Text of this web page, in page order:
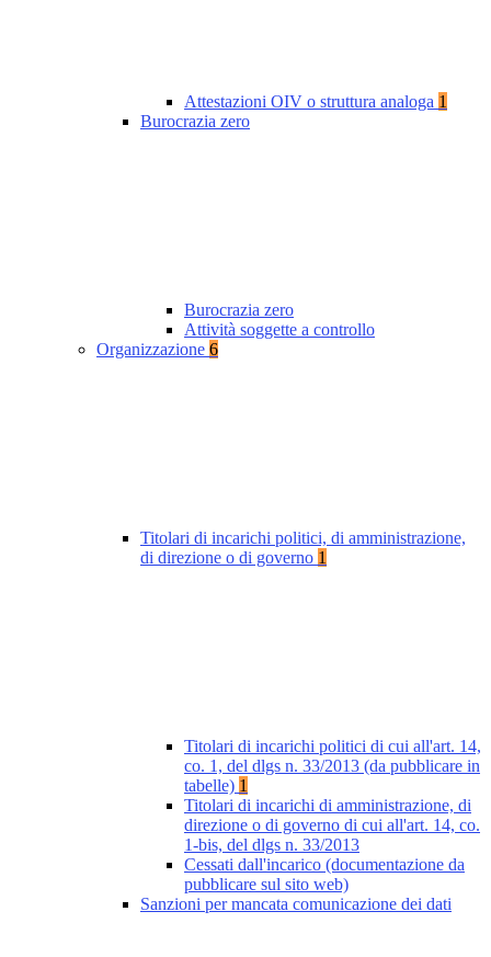
Attestazioni OIV o struttura analoga 1
Burocrazia zero
Burocrazia zero
Attività soggette a controllo
Organizzazione 6
Titolari di incarichi politici, di amministrazione,
di direzione o di governo 1
Titolari di incarichi politici di cui all'art. 14,
co. 1, del dlgs n. 33/2013 (da pubblicare in
tabelle) 1
Titolari di incarichi di amministrazione, di
direzione o di governo di cui all'art. 14, co.
1-bis, del dlgs n. 33/2013
Cessati dall'incarico (documentazione da
pubblicare sul sito web)
Sanzioni per mancata comunicazione dei dati